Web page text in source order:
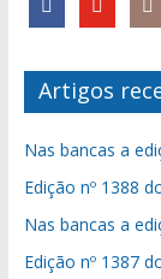
Artigos
Nas bancas a
Edição nº 1388
Nas bancas a
Edição nº 1387